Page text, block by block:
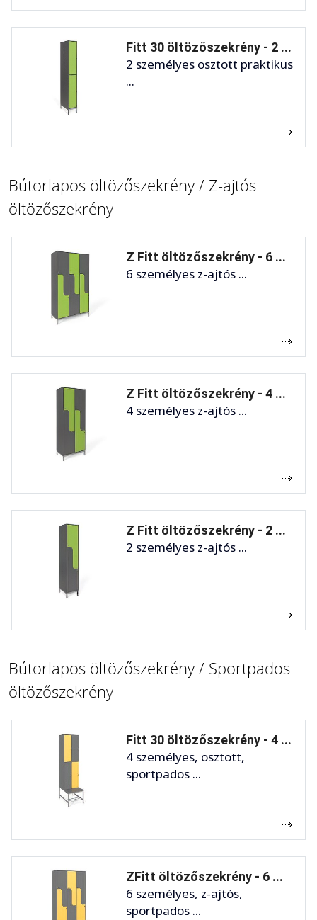
Fitt 30 öltözőszekrény - 2 ...
2 személyes osztott praktikus
...
Bútorlapos öltözőszekrény / Z-ajtós
öltözőszekrény
Z Fitt öltözőszekrény - 6 ...
6 személyes z-ajtós ...
Z Fitt öltözőszekrény - 4 ...
4 személyes z-ajtós ...
Z Fitt öltözőszekrény - 2 ...
2 személyes z-ajtós ...
Bútorlapos öltözőszekrény / Sportpados
öltözőszekrény
Fitt 30 öltözőszekrény - 4 ...
4 személyes, osztott,
sportpados ...
ZFitt öltözőszekrény - 6 ...
6 személyes, z-ajtós,
sportpados ...